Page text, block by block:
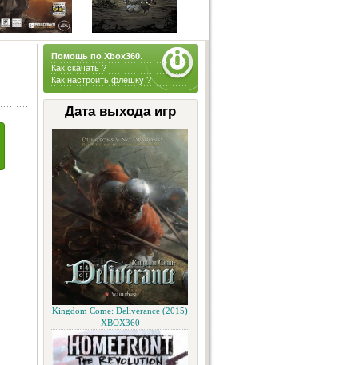
Помощь по Xbox360.
Как скачать ?
Как настроить флешку ?
Дата выхода игр
Kingdom Come: Deliverance (2015)
XBOX360